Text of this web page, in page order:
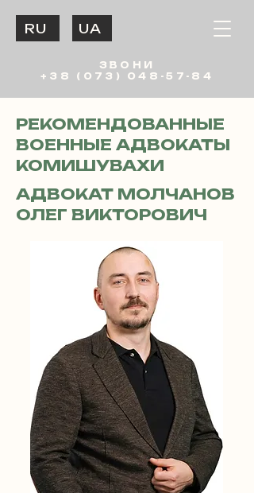
ЗВОНИ
+38 (073) 048-57-84
UA
RU
РЕКОМЕНДОВАННЫЕ
ВОЕННЫЕ АДВОКАТЫ
КОМИШУВАХИ
АДВОКАТ МОЛЧАНОВ
ОЛЕГ ВИКТОРОВИЧ